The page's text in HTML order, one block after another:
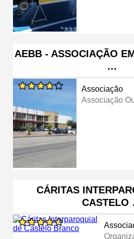
AEBB - ASSOCIAÇÃO
…
Associação
Associação
CÁRITAS
CASTELO